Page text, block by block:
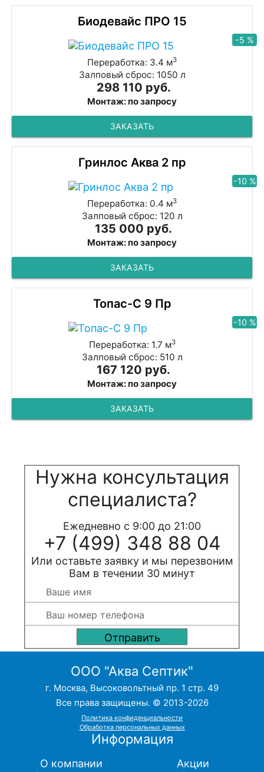
Биодевайс ПРО 15
-5 %
Переработка: 3.4 м3
Залповый сброс: 1050 л
298 110 руб.
Монтаж: по запросу
ЗАКАЗАТЬ
Гринлос Аква 2 пр
-10 %
Переработка: 0.4 м3
Залповый сброс: 120 л
135 000 руб.
Монтаж: по запросу
ЗАКАЗАТЬ
Топас-С 9 Пр
-10 %
Переработка: 1.7 м3
Залповый сброс: 510 л
167 120 руб.
Монтаж: по запросу
ЗАКАЗАТЬ
Нужна консультация
специалиста?
Ежедневно с 9:00 до 21:00
+7 (499) 348 88 04
Или оставьте заявку и мы перезвоним
Вам в течении 30 минут
ООО "Аква Септик"
г. Москва, Высоковольтный пр. 1 стр. 49
Все права защищены. © 2013-2026
Политика конфиденциальности
Обработка персональных данных
Информация
О компании
Акции